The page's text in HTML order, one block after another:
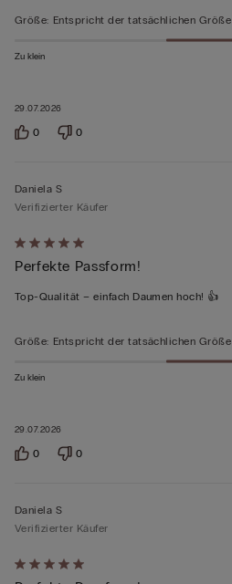
bewertet
29.07.2026
Größe: Entspricht der tatsächlichen Größe
Zu klein
0 0
Mit
5
von
bewertet
29.07.2026
Daniela S
Verifizierter Käufer
Perfekte Passform!
Top-Qualität – einfach Daumen hoch! 👍
Größe: Entspricht der tatsächlichen Größe
Zu klein
0 0
Mit
Daniela S
Verifizierter Käufer